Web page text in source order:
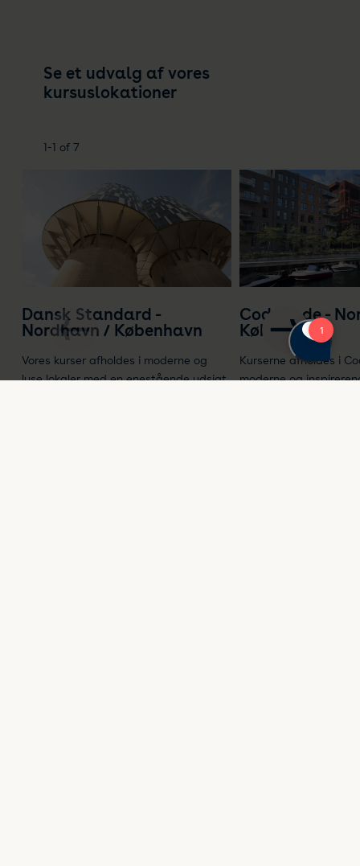
Se et udvalg af vores
kursuslokationer
1-1 of 7
Dansk Standard -
Nordhavn / København
Vores kurser afholdes i moderne og
lyse lokaler med en enestående udsigt
CodeNode -
København
Kurserne afholdes i
moderne og